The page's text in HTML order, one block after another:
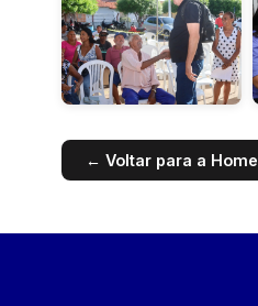
← Voltar para a Home